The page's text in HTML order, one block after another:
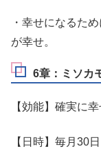
・幸せになるた
が幸せ。
6章：ミソカ
【効能】確実に
【日時】毎月30